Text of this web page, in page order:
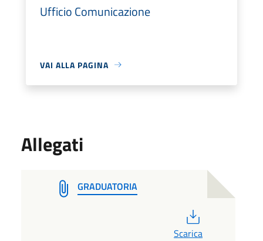
Ufficio Comunicazione
VAI ALLA PAGINA
Allegati
GRADUATORIA
Scarica